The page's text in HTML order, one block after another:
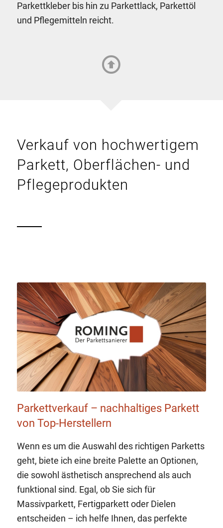
Parkettkleber bis hin zu Parkettlack, Parkettöl
und Pflegemitteln reicht.
Verkauf von hochwertigem
Parkett, Oberflächen- und
Pflegeprodukten
Parkettverkauf – nachhaltiges Parkett
von Top-Herstellern
Wenn es um die Auswahl des richtigen Parketts
geht, biete ich eine breite Palette an Optionen,
die sowohl ästhetisch ansprechend als auch
funktional sind. Egal, ob Sie sich für
Massivparkett, Fertigparkett oder Dielen
entscheiden – ich helfe Ihnen, das perfekte